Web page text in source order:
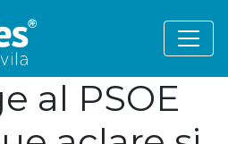
al PSOE